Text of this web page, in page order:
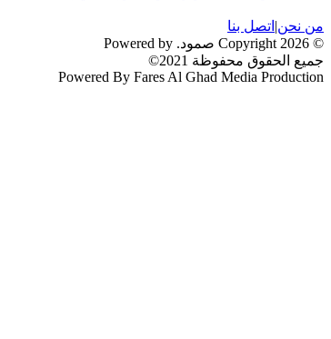
من نحن| اتصل بنا
© 2026 Copyright صمود. Powered by
جميع الحقوق محفوظة 2021©
Powered By Fares Al Ghad Media Production